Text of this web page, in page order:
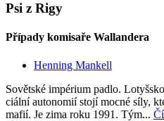
Psi z Rigy
Případy komisaře Wallandera
Henning Mankell
Sovětské impérium padlo.
ciální autonomií stojí mocné síly,
mafií. Je zima roku 1991. Tým...